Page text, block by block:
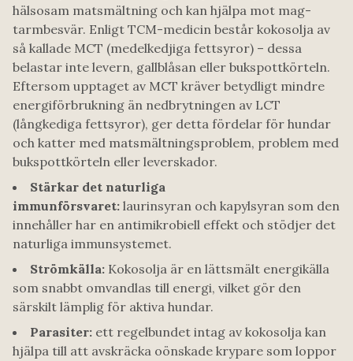
hälsosam matsmältning och kan hjälpa mot mag-
tarmbesvär. Enligt TCM-medicin består kokosolja av
så kallade MCT (medelkedjiga fettsyror) – dessa
belastar inte levern, gallblåsan eller bukspottkörteln.
Eftersom upptaget av MCT kräver betydligt mindre
energiförbrukning än nedbrytningen av LCT
(långkediga fettsyror), ger detta fördelar för hundar
och katter med matsmältningsproblem, problem med
bukspottkörteln eller leverskador.
Stärkar det naturliga
immunförsvaret: laurinsyran och kapylsyran som den
innehåller har en antimikrobiell effekt och stödjer det
naturliga immunsystemet.
Strömkälla: Kokosolja är en lättsmält energikälla
som snabbt omvandlas till energi, vilket gör den
särskilt lämplig för aktiva hundar.
Parasiter: ett regelbundet intag av kokosolja kan
hjälpa till att avskräcka oönskade krypare som loppor